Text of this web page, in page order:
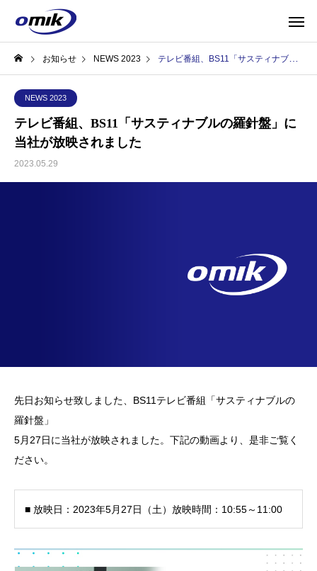
お知らせ NEWS 2023 テレビ番組、BS11「サスティナブルの羅針盤」に当社が放映されました
NEWS 2023
テレビ番組、BS11「サスティナブルの羅針盤」に
当社が放映されました
2023.05.29
先日お知らせ致しました、 BS11 テレビ番組「サスティナブルの
羅針盤 」
5月 27日に当社が放映されました。下記の動画より、是非ご覧く
ださい。
■ 放映日：2023年5月27日（土）放映時間：10:55～11:00
動
画